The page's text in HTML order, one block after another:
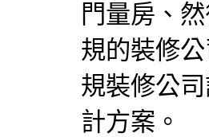
門量房、
規的裝修
規裝修公
計方案。